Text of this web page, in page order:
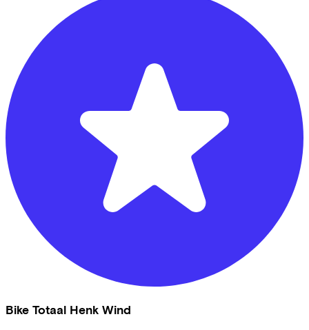
Bike Totaal Henk Wind